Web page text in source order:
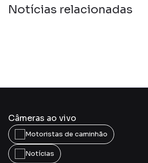
Notícias relacionadas
Câmeras ao vivo
Motoristas de caminhão
Notícias